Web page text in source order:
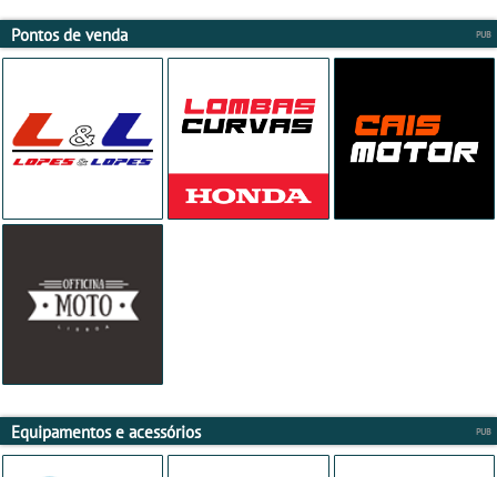
Pontos de venda
Equipamentos e acessórios